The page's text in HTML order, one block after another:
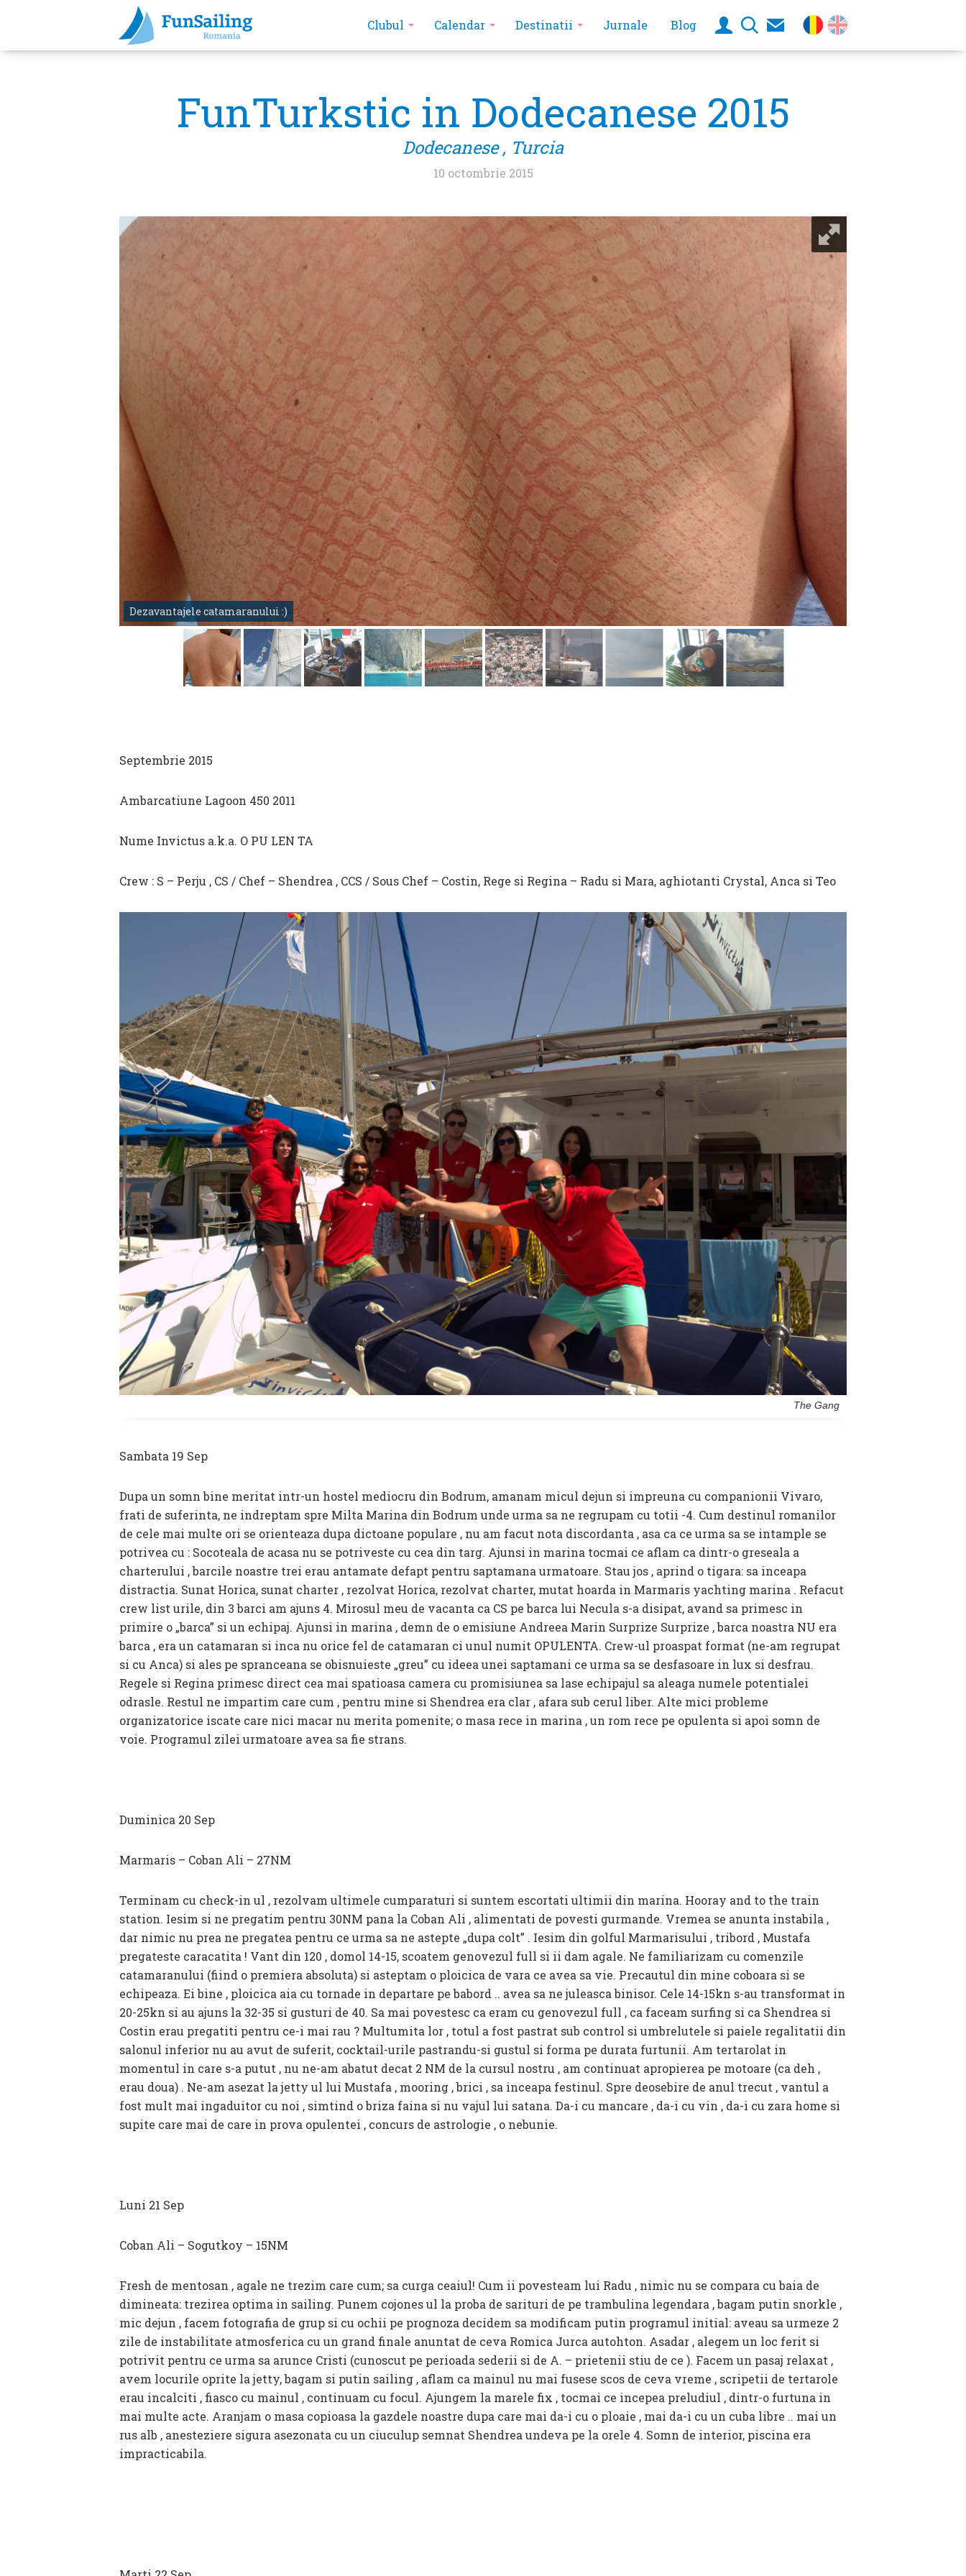
Clubul Calendar Destinatii Jurnale Blog
FunTurkstic in Dodecanese 2015
Dodecanese , Turcia
10 octombrie 2015
Dezavantajele catamaranului :)
Septembrie 2015
Ambarcatiune Lagoon 450 2011
Nume Invictus a.k.a. O PU LEN TA
Crew : S – Perju , CS / Chef – Shendrea , CCS / Sous Chef – Costin, Rege si Regina – Radu si Mara, aghiotanti Crystal, Anca si Teo
The Gang
Sambata 19 Sep
Dupa un somn bine meritat intr-un hostel mediocru din Bodrum, amanam micul dejun si impreuna cu companionii Vivaro,
frati de suferinta, ne indreptam spre Milta Marina din Bodrum unde urma sa ne regrupam cu totii -4. Cum destinul romanilor
de cele mai multe ori se orienteaza dupa dictoane populare , nu am facut nota discordanta , asa ca ce urma sa se intample se
potrivea cu : Socoteala de acasa nu se potriveste cu cea din targ. Ajunsi in marina tocmai ce aflam ca dintr-o greseala a
charterului , barcile noastre trei erau antamate defapt pentru saptamana urmatoare. Stau jos , aprind o tigara: sa inceapa
distractia. Sunat Horica, sunat charter , rezolvat Horica, rezolvat charter, mutat hoarda in Marmaris yachting marina . Refacut
crew list urile, din 3 barci am ajuns 4. Mirosul meu de vacanta ca CS pe barca lui Necula s-a disipat, avand sa primesc in
primire o „barca” si un echipaj. Ajunsi in marina , demn de o emisiune Andreea Marin Surprize Surprize , barca noastra NU era
barca , era un catamaran si inca nu orice fel de catamaran ci unul numit OPULENTA. Crew-ul proaspat format (ne-am regrupat
si cu Anca) si ales pe spranceana se obisnuieste „greu” cu ideea unei saptamani ce urma sa se desfasoare in lux si desfrau.
Regele si Regina primesc direct cea mai spatioasa camera cu promisiunea sa lase echipajul sa aleaga numele potentialei
odrasle. Restul ne impartim care cum , pentru mine si Shendrea era clar , afara sub cerul liber. Alte mici probleme
organizatorice iscate care nici macar nu merita pomenite; o masa rece in marina , un rom rece pe opulenta si apoi somn de
voie. Programul zilei urmatoare avea sa fie strans.
Duminica 20 Sep
Marmaris – Coban Ali – 27NM
Terminam cu check-in ul , rezolvam ultimele cumparaturi si suntem escortati ultimii din marina. Hooray and to the train
station. Iesim si ne pregatim pentru 30NM pana la Coban Ali , alimentati de povesti gurmande. Vremea se anunta instabila ,
dar nimic nu prea ne pregatea pentru ce urma sa ne astepte „dupa colt” . Iesim din golful Marmarisului , tribord , Mustafa
pregateste caracatita ! Vant din 120 , domol 14-15, scoatem genovezul full si ii dam agale. Ne familiarizam cu comenzile
catamaranului (fiind o premiera absoluta) si asteptam o ploicica de vara ce avea sa vie. Precautul din mine coboara si se
echipeaza. Ei bine , ploicica aia cu tornade in departare pe babord .. avea sa ne juleasca binisor. Cele 14-15kn s-au transformat in
20-25kn si au ajuns la 32-35 si gusturi de 40. Sa mai povestesc ca eram cu genovezul full , ca faceam surfing si ca Shendrea si
Costin erau pregatiti pentru ce-i mai rau ? Multumita lor , totul a fost pastrat sub control si umbrelutele si paiele regalitatii din
salonul inferior nu au avut de suferit, cocktail-urile pastrandu-si gustul si forma pe durata furtunii. Am tertarolat in
momentul in care s-a putut , nu ne-am abatut decat 2 NM de la cursul nostru , am continuat apropierea pe motoare (ca deh ,
erau doua) . Ne-am asezat la jetty ul lui Mustafa , mooring , brici , sa inceapa festinul. Spre deosebire de anul trecut , vantul a
fost mult mai ingaduitor cu noi , simtind o briza faina si nu vajul lui satana. Da-i cu mancare , da-i cu vin , da-i cu zara home si
supite care mai de care in prova opulentei , concurs de astrologie , o nebunie.
Luni 21 Sep
Coban Ali – Sogutkoy – 15NM
Fresh de mentosan , agale ne trezim care cum; sa curga ceaiul! Cum ii povesteam lui Radu , nimic nu se compara cu baia de
dimineata: trezirea optima in sailing. Punem cojones ul la proba de sarituri de pe trambulina legendara , bagam putin snorkle ,
mic dejun , facem fotografia de grup si cu ochii pe prognoza decidem sa modificam putin programul initial: aveau sa urmeze 2
zile de instabilitate atmosferica cu un grand finale anuntat de ceva Romica Jurca autohton. Asadar , alegem un loc ferit si
potrivit pentru ce urma sa arunce Cristi (cunoscut pe perioada sederii si de A. – prietenii stiu de ce ). Facem un pasaj relaxat ,
avem locurile oprite la jetty, bagam si putin sailing , aflam ca mainul nu mai fusese scos de ceva vreme , scripetii de tertarole
erau incalciti , fiasco cu mainul , continuam cu focul. Ajungem la marele fix , tocmai ce incepea preludiul , dintr-o furtuna in
mai multe acte. Aranjam o masa copioasa la gazdele noastre dupa care mai da-i cu o ploaie , mai da-i cu un cuba libre .. mai un
rus alb , anesteziere sigura asezonata cu un ciuculup semnat Shendrea undeva pe la orele 4. Somn de interior, piscina era
impracticabila.